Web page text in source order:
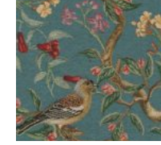
ornamenten
paarden
paardenbloem
paddenstoelen
paisley